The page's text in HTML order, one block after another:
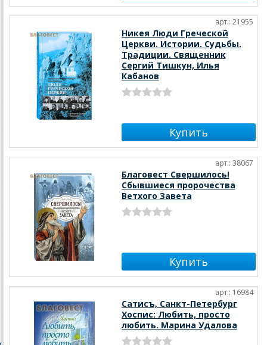
арт.: 21955
Никея Люди Греческой
Церкви. Истории. Судьбы.
Традиции. Священник
Сергий Тишкун, Илья
Кабанов
арт.: 38067
Благовест Свершилось!
Сбывшиеся пророчества
Ветхого Завета
арт.: 16984
Сатисъ, Санкт-Петербург
Хоспис: Любить, просто
любить. Марина Удалова